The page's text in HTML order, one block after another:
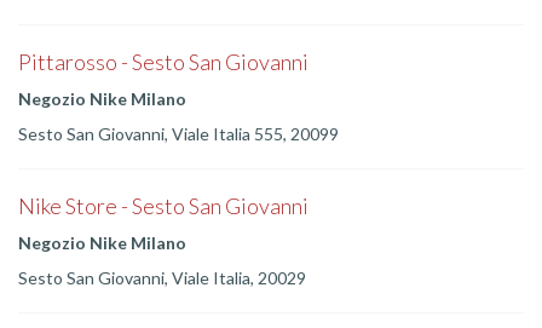
Pittarosso - Sesto San Giovanni
Negozio Nike Milano
Sesto San Giovanni, Viale Italia 555, 20099
Nike Store - Sesto San Giovanni
Negozio Nike Milano
Sesto San Giovanni, Viale Italia, 20029